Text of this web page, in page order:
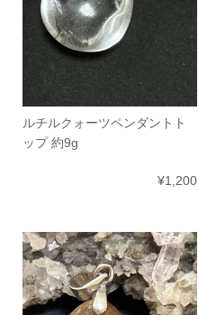
ルチルクォーツペンダントト
ップ 約9g
¥1,200